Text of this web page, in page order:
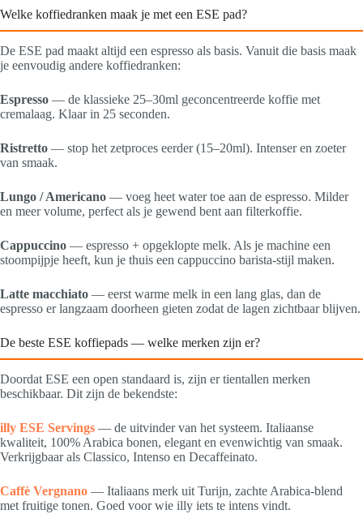
Welke koffiedranken maak je met een ESE pad?
De ESE pad maakt altijd een espresso als basis. Vanuit die basis maak
je eenvoudig andere koffiedranken:
Espresso — de klassieke 25–30ml geconcentreerde koffie met
cremalaag. Klaar in 25 seconden.
Ristretto — stop het zetproces eerder (15–20ml). Intenser en zoeter
van smaak.
Lungo / Americano — voeg heet water toe aan de espresso. Milder
en meer volume, perfect als je gewend bent aan filterkoffie.
Cappuccino — espresso + opgeklopte melk. Als je machine een
stoompijpje heeft, kun je thuis een cappuccino barista-stijl maken.
Latte macchiato — eerst warme melk in een lang glas, dan de
espresso er langzaam doorheen gieten zodat de lagen zichtbaar blijven.
De beste ESE koffiepads — welke merken zijn er?
Doordat ESE een open standaard is, zijn er tientallen merken
beschikbaar. Dit zijn de bekendste:
illy ESE Servings — de uitvinder van het systeem. Italiaanse
kwaliteit, 100% Arabica bonen, elegant en evenwichtig van smaak.
Verkrijgbaar als Classico, Intenso en Decaffeinato.
Caffè Vergnano — Italiaans merk uit Turijn, zachte Arabica-blend
met fruitige tonen. Goed voor wie illy iets te intens vindt.